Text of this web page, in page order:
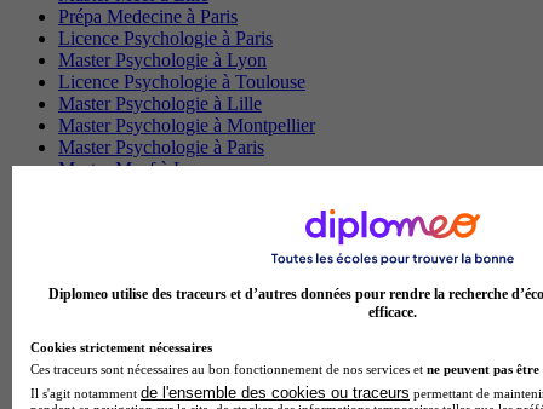
Prépa Medecine à Paris
Licence Psychologie à Paris
Master Psychologie à Lyon
Licence Psychologie à Toulouse
Master Psychologie à Lille
Master Psychologie à Montpellier
Master Psychologie à Paris
Master Meef à Lyon
Licence Psychologie à Lille
BTS Communication à Bordeaux
Master Psychologie à Angers
BTS Communication à Lyon
Diplomeo utilise des traceurs et d’autres données pour rendre la recherche
efficace.
Cookies strictement nécessaires
Ces traceurs sont nécessaires au bon fonctionnement de nos services et ne peuvent pas être
Il s'agit notamment de l'ensemble des cookies ou traceurs permettant de